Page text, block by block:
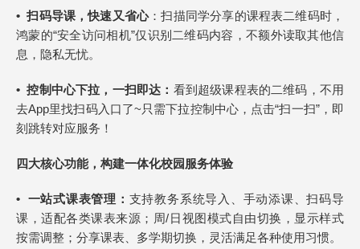
•扫码导课，快速又省心：扫描同学分享的课程表二维码时，
鸿蒙的“安全访问相机”仅识别二维码内容，不额外读取其他信
息，隐私无忧。
•控制中心下拉，一扫即达： 看到超级课程表的二维码，不用
去App里找扫码入口了~只需下拉控制中心，点击“扫一扫”，即
刻跳转对应服务！
四大核心功能，构建一体化校园服务体验
• 一站式课表管理： 支持教务系统导入、手动添课、扫码导
课，适配各类课表来源；周/日视图模式自由切换，显示样式
按需调整；分享课表、多学期切换，灵活满足各种使用习惯。